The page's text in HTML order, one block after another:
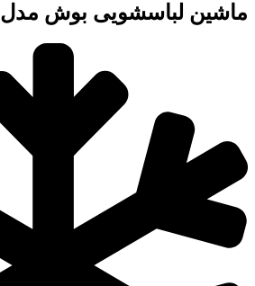
ماشین لباسشویی بوش مدل 2560